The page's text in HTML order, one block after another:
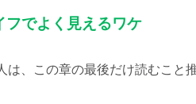
フでよく見えるワケ
は、この章の最後だけ読むこと推